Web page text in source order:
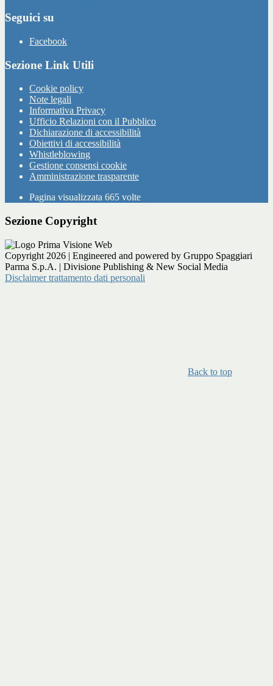
Seguici su
Facebook
Sezione Link Utili
Cookie policy
Note legali
Informativa Privacy
Ufficio Relazioni con il Pubblico
Dichiarazione di accessibilità
Obiettivi di accessibilità
Whistleblowing
Gestione consensi cookie
Amministrazione trasparente
Pagina visualizzata 665 volte
Sezione Copyright
Copyright 2026 | Engineered and powered by Gruppo Spaggiari
Parma S.p.A. | Divisione Publishing & New Social Media
Disclaimer trattamento dati personali
Back to top